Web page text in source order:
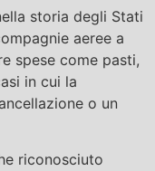
storia degli Stati
aeree a
spese come pasti,
in cui la
o un
riconosciuto